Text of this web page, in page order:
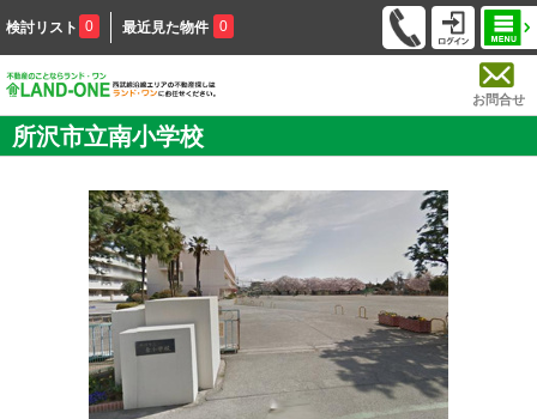
検討リスト 0 最近見た物件 0
お問合せ
所沢市立南小学校